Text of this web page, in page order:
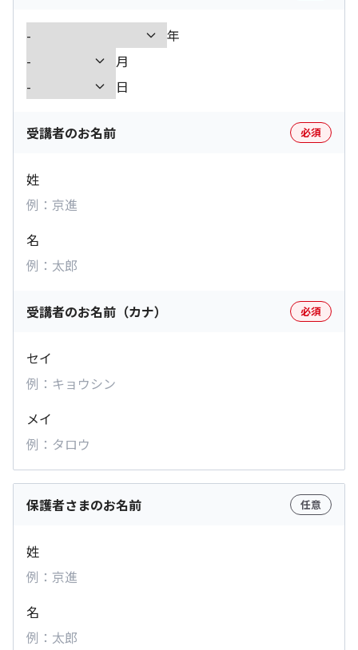
年
月
日
受講者のお名前 必須
姓
名
受講者のお名前（カナ） 必須
セイ
メイ
保護者さまのお名前 任意
姓
名